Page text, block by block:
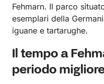
Fehmarn. Il parco
esemplari della
iguane e tartarughe.
Il tempo a
periodo